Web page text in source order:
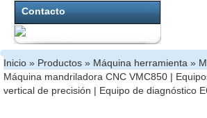
Contacto
Inicio » Productos » Máquina herramienta »
Máquina mandriladora CNC VMC850 |
vertical de precisión | Equipo de diagnóstico